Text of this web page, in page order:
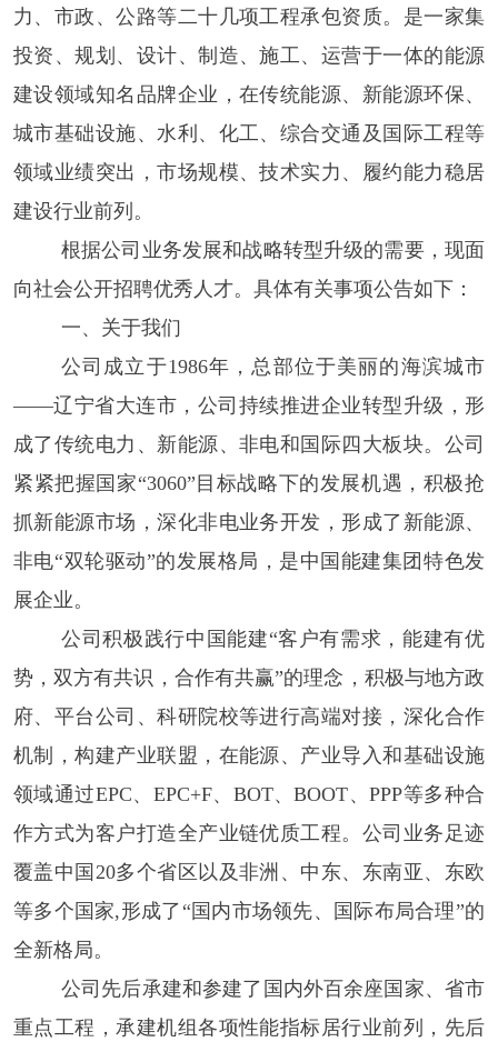
力、市政、公路等二十几项工程承包资质。是一家集
投资、规划、设计、制造、施工、运营于一体的能源
建设领域知名品牌企业，在传统能源、新能源环保、
城市基础设施、水利、化工、综合交通及国际工程等
领域业绩突出，市场规模、技术实力、履约能力稳居
建设行业前列。
根据公司 业务发展和战略转型升级的需要， 现面
向社会公开招聘优秀人才。 具体有关事项公告如下：
一、 关于我们
公司成立于1986年，总部位于美丽的海滨城市
——辽宁省大连市，公司持续推进企业转型升级，形
成了传统电力、新能源、非电和国际四大板块。公司
紧紧把握国家“3060”目标战略下的发展机遇，积极抢
抓新能源市场，深化非电业务开发，形成了新能源、
非电“双轮驱动”的发展格局，是中国能建集团特色发
展企业。
公司积极践行中国能建“客户有需求，能建有优
势，双方有共识，合作有共赢”的理念，积极与地方政
府、平台公司、科研院校等进行高端对接，深化合作
机制，构建产业联盟，在能源、产业导入和基础设施
领域通过EPC、EPC+F、BOT、BOOT、PPP等多种合
作方式为客户打造全产业链优质工程。公司业务足迹
覆盖中国20多个省区以及非洲、中东、东南亚、东欧
等多个国家,形成了“国内市场领先、国际布局合理”的
全新格局。
公司先后承建和参建了国内外百余座国家、省市
重点工程，承建机组各项性能指标居行业前列，先后